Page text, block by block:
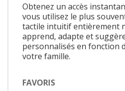
Obtenez un accès
vous utilisez le plus
tactile intuitif entièrement
apprend, adapte et
personnalisés en fonction
votre famille.
FAVORIS